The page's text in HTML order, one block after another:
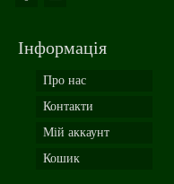
Інформація
Про нас
Контакти
Мій аккаунт
Кошик